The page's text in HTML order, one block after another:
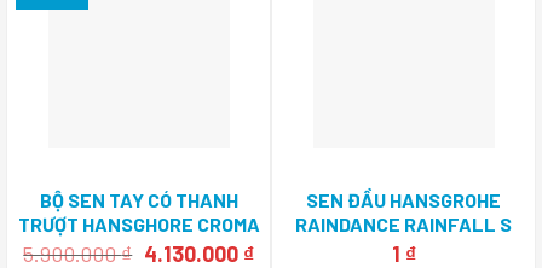
BỘ SEN TAY CÓ THANH
TRƯỢT HANSGHORE CROMA
SELECT S HAFELE
5.900.000₫ Giá
4.130.000 ₫Giá
SEN ĐẦU HANSGROHE
RAINDANCE RAINFALL S
28411000 HAFELE
1 ₫